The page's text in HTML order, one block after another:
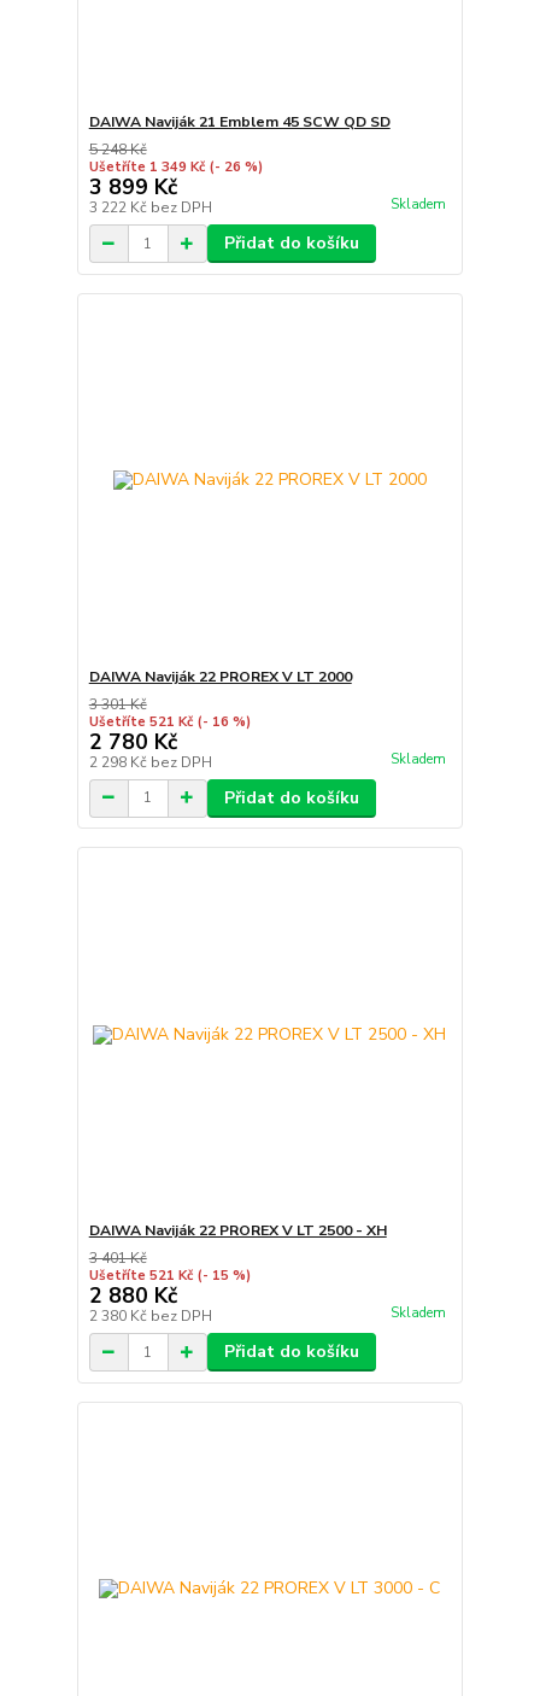
DAIWA Naviják 21 Emblem 45 SCW QD SD
5 248 Kč
Ušetříte 1 349 Kč (- 26 %)
3 899 Kč
3 222 Kč bez DPH Skladem
Přidat do košíku
DAIWA Naviják 22 PROREX V LT 2000
3 301 Kč
Ušetříte 521 Kč (- 16 %)
2 780 Kč
2 298 Kč bez DPH Skladem
Přidat do košíku
DAIWA Naviják 22 PROREX V LT 2500 - XH
3 401 Kč
Ušetříte 521 Kč (- 15 %)
2 880 Kč
2 380 Kč bez DPH Skladem
Přidat do košíku